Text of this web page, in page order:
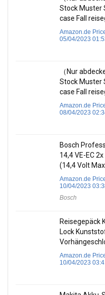
Stock Muster
case Fall
Amazon.de
05/04/2023
（Nur
Stock Muster
case Fall
Amazon.de
08/04/2023
Bosch
14,4 VE-EC
(14,4 Volt
Amazon.de
10/04/2023
Bosch
Reisegepäck
Lock
Amazon.de
10/04/2023